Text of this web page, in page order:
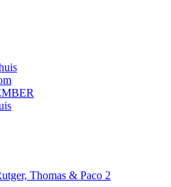
Thomas & Paco 2